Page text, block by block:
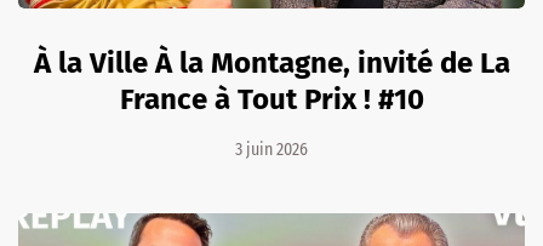
À la Ville À la Montagne, invité de La
France à Tout Prix ! #10
3 juin 2026